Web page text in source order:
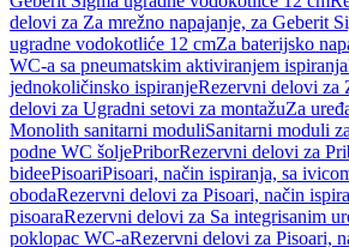
delovi za Za mrežno napajanje, za Geberit
ugradne vodokotliće 12 cmZa baterijsko
WC-a sa pneumatskim aktiviranjem ispiranja
jednokoličinsko ispiranjeRezervni delovi za
delovi za Ugradni setovi za montažuZa
Monolith sanitarni moduliSanitarni moduli
podne WC šoljePriborRezervni delovi za
bideePisoariPisoari, način ispiranja, sa
obodaRezervni delovi za Pisoari, način
pisoaraRezervni delovi za Sa integrisanim
poklopac WC-aRezervni delovi za Pisoari,